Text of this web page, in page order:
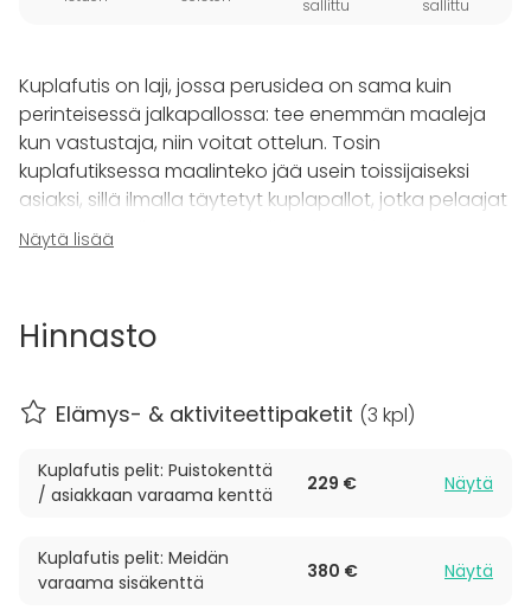
sallittu
sallittu
Kuplafutis on laji, jossa perusidea on sama kuin
perinteisessä jalkapallossa: tee enemmän maaleja
kun vastustaja, niin voitat ottelun. Tosin
kuplafutiksessa maalinteko jää usein toissijaiseksi
asiaksi, sillä ilmalla täytetyt kuplapallot, jotka pelaajat
pukevat päällensä mahdollistavat mojovien
taklauksien antamista ja saamista. Kuplapallot
nauretaan.
Tule viettämään mahtavat synttärit, polttarit,
virkistys- tai tyky-päivät! Järjestämme kuplafutista
henkilöstä jopa 400 henkilöön!
Näytä lisää
Hinnasto
Elämys- & aktiviteettipaketit (3 kpl)
Kuplafutis pelit: Puistokenttä
/ asiakkaan varaama kenttä
229 € Näytä
Kuplafutis pelit: Meidän
varaama sisäkenttä
380 € Näytä